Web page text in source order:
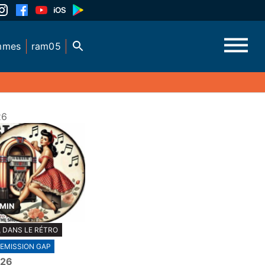
ram05
LE RÉTRO
EMISSION GAP